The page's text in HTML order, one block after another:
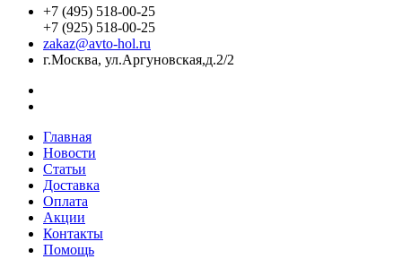
+7 (495) 518-00-25
+7 (925) 518-00-25
zakaz@avto-hol.ru
г.Москва, ул.Аргуновская,д.2/2
Главная
Новости
Статьи
Доставка
Оплата
Акции
Контакты
Помощь